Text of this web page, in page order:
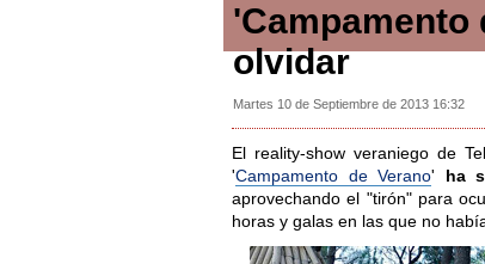
'Campamento
olvidar
Martes 10 de Septiembre de 2013 16:32
El reality-show veraniego de
'Campamento de Verano' ha
aprovechando el "tirón" para
horas y galas en las que no